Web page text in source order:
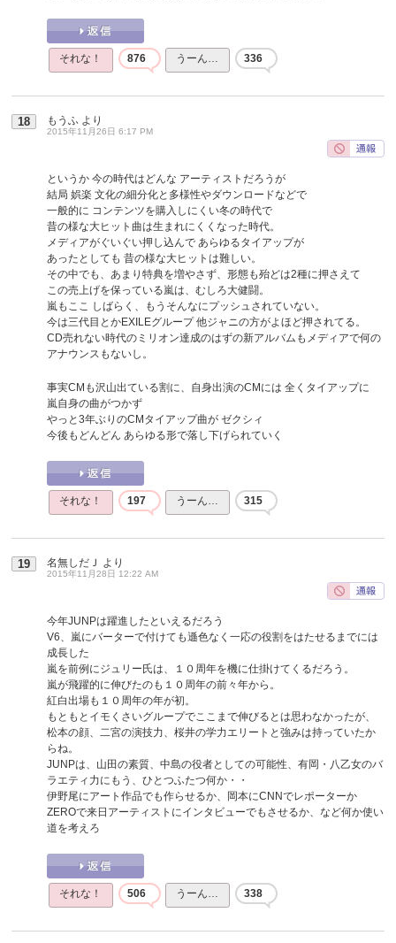
それな！ 876 うーん… 336
18 もうふ より
2015年11月26日 6:17 PM
というか 今の時代はどんな アーティストだろうが
結局 娯楽 文化の細分化と多様性やダウンロードなどで
一般的に コンテンツを購入しにくい冬の時代で
昔の様な大ヒット曲は生まれにくくなった時代。
メディアがぐいぐい押し込んで あらゆるタイアップが
あったとしても 昔の様な大ヒットは難しい。
その中でも、あまり特典を増やさず、形態も殆どは2種に押さえて
この売上げを保っている嵐は、むしろ大健闘。
嵐もここ しばらく、もうそんなにプッシュされていない。
今は三代目とかEXILEグループ 他ジャニの方がよほど押されてる。
CD売れない時代のミリオン達成のはずの新アルバムもメディアで何の
アナウンスもないし。
事実CMも沢山出ている割に、自身出演のCMには 全くタイアップに
嵐自身の曲がつかず
やっと3年ぶりのCMタイアップ曲が ゼクシィ
今後もどんどん あらゆる形で落し下げられていく
それな！ 197 うーん… 315
19 名無しだＪ より
2015年11月28日 12:22 AM
今年JUNPは躍進したといえるだろう
V6、嵐にバーターで付けても遜色なく一応の役割をはたせるまでには
成長した
嵐を前例にジュリー氏は、１０周年を機に仕掛けてくるだろう。
嵐が飛躍的に伸びたのも１０周年の前々年から。
紅白出場も１０周年の年が初。
もともとイモくさいグループでここまで伸びるとは思わなかったが、
松本の顔、二宮の演技力、桜井の学力エリートと強みは持っていたか
らね。
JUNPは、山田の素質、中島の役者としての可能性、有岡・八乙女のバ
ラエティ力にもう、ひとつふたつ何か・・
伊野尾にアート作品でも作らせるか、岡本にCNNでレポーターか
ZEROで来日アーティストにインタビューでもさせるか、など何か使い
道を考えろ
それな！ 506 うーん… 338